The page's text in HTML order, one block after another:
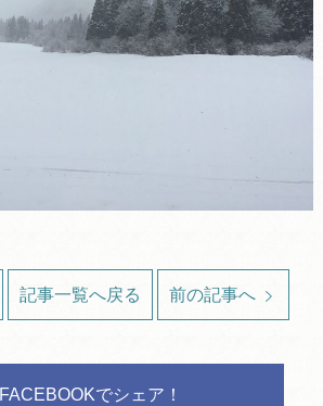
記事一覧へ戻る 前の記事へ
FACEBOOKでシェア！